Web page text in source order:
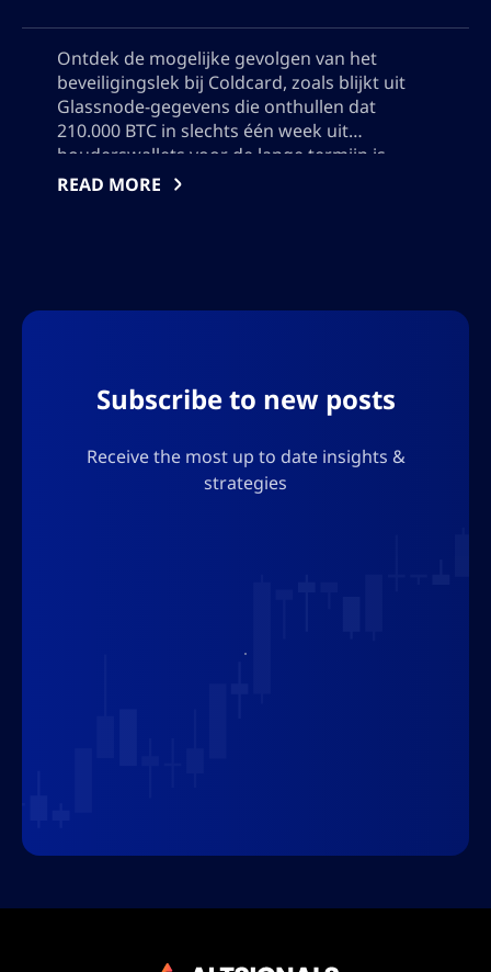
Ontdek de mogelijke gevolgen van het
beveiligingslek bij Coldcard, zoals blijkt uit
Glassnode-gegevens die onthullen dat
210.000 BTC in slechts één week uit
houderswallets voor de lange termijn is
verplaatst. Leer over het belang van deze
READ MORE
Subscribe to new posts
Receive the most up to date insights &
strategies